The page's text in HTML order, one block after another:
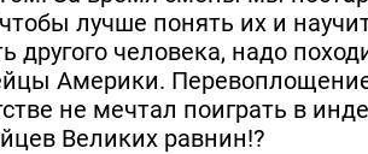
лучше понять их и
человека, надо
Америки.
не мечтал поиграть в
Великих равнин!?